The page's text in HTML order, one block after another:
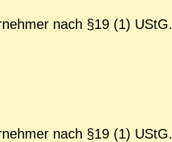
nach §19 (1) UStG.
nach §19 (1) UStG.